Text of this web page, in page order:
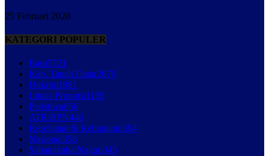
25 Februari 2020
KATEGORI POPULER
Baru5721
Kab. Tanah Datar2670
Hukrim1981
Lintas Propinsi1159
Peristiwa656
ATR/BPN446
Kesehatan & Kebugaran394
Nasional358
Sabanakaba Nagari345